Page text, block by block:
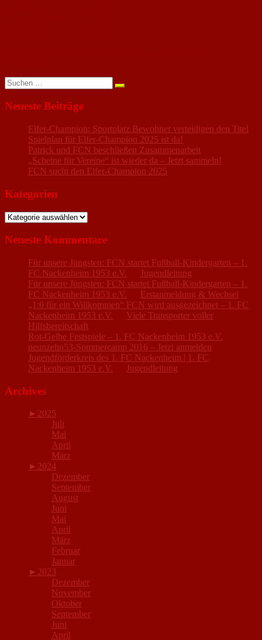
Suchen
nach:
Neueste Beiträge
Elfer-Champion: Sportplatz Bewohner verteidigen den Titel
Spielplan für Elfer-Champion 2025 ist da!
Patrick und FCN beschließen Zusammenarbeit
„Scheine für Vereine“ ist wieder da – Jetzt sammeln!
FCN sucht den Elfer-Champion 2025
Kategorien
Kategorien
Neueste Kommentare
Für unsere Jüngsten: FCN startet Fußball-Kindergarten – 1.
FC Nackenheim 1953 e.V.
Jugendleitung
Für unsere Jüngsten: FCN startet Fußball-Kindergarten – 1.
FC Nackenheim 1953 e.V.
Erstanmeldung & Wechsel
„1:0 für ein Willkommen“ FCN wird ausgezeichnet – 1. FC
Nackenheim 1953 e.V.
Viele Transporter voller
Hilfsbereitschaft
Rot-Gelbe Festspiele – 1. FC Nackenheim 1953 e.V.
neunzehn53-Sommercamp 2016 – Jetzt anmelden
Jugendförderkreis des 1. FC Nackenheim | 1. FC
Nackenheim 1953 e.V.
Jugendleitung
Archives
► 2025
Juli
Mai
April
März
► 2024
Dezember
September
August
Juni
Mai
April
März
Februar
Januar
► 2023
Dezember
November
Oktober
September
Juni
April